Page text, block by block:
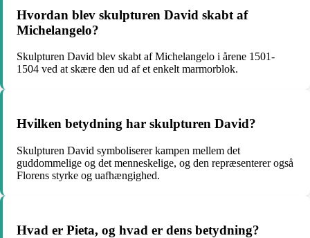
Hvordan blev skulpturen David skabt af
Michelangelo?
Skulpturen David blev skabt af Michelangelo i årene 1501-
1504 ved at skære den ud af et enkelt marmorblok.
Hvilken betydning har skulpturen David?
Skulpturen David symboliserer kampen mellem det
guddommelige og det menneskelige, og den repræsenterer også
Florens styrke og uafhængighed.
Hvad er Pieta, og hvad er dens betydning?